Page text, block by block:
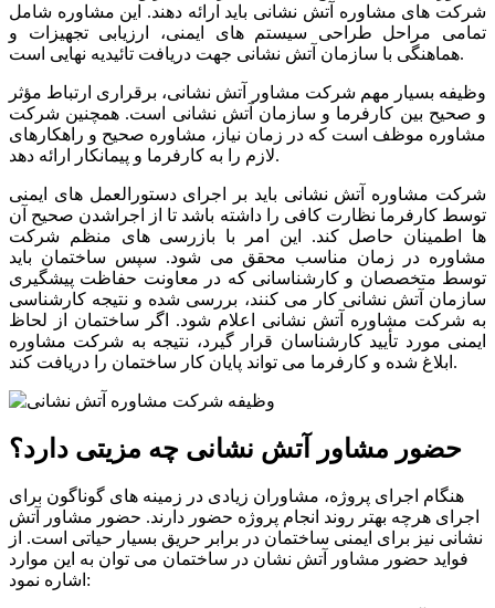
شرکت های مشاوره آتش نشانی باید ارائه دهند. این مشاوره شامل
تمامی مراحل طراحی سیستم های ایمنی، ارزیابی تجهیزات و
هماهنگی با سازمان آتش نشانی جهت دریافت تائیدیه نهایی است.
وظیفه بسیار مهم شرکت مشاور آتش نشانی، برقراری ارتباط مؤثر
و صحیح بین کارفرما و سازمان آتش نشانی است. همچنین شرکت
مشاوره موظف است که در زمان نیاز، مشاوره صحیح و راهکارهای
لازم را به کارفرما و پیمانکار ارائه دهد.
شرکت مشاوره آتش نشانی باید بر اجرای دستورالعمل های ایمنی
توسط کارفرما نظارت کافی را داشته باشد تا از اجراشدن صحیح آن
ها اطمینان حاصل کند. این امر با بازرسی های منظم شرکت
مشاوره در زمان مناسب محقق می شود. سپس ساختمان باید
توسط متخصصان و کارشناسانی که در معاونت حفاظت پیشگیری
سازمان آتش نشانی کار می کنند، بررسی شده و نتیجه کارشناسی
به شرکت مشاوره آتش نشانی اعلام شود. اگر ساختمان از لحاظ
ایمنی مورد تأیید کارشناسان قرار گیرد، نتیجه به شرکت مشاوره
ابلاغ شده و کارفرما می تواند پایان کار ساختمان را دریافت کند.
حضور مشاور آتش نشانی چه مزیتی دارد؟
هنگام اجرای پروژه، مشاوران زیادی در زمینه های گوناگون برای
اجرای هرچه بهتر روند انجام پروژه حضور دارند. حضور مشاور آتش
نشانی نیز برای ایمنی ساختمان در برابر حریق بسیار حیاتی است. از
فواید حضور مشاور آتش نشان در ساختمان می توان به این موارد
اشاره نمود: